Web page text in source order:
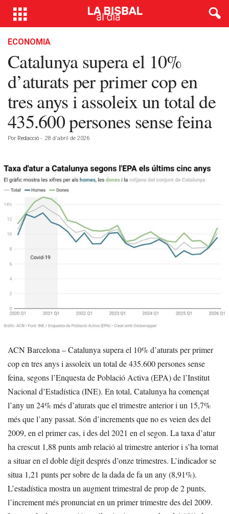
ECONOMIA
Catalunya supera el 10%
d’aturats per primer cop en
tres anys i assoleix un total de
435.600 persones sense feina
Por Redacció - 28 d'abril de 2026
ACN Barcelona – Catalunya supera el 10% d’aturats per primer
cop en tres anys i assoleix un total de 435.600 persones sense
feina, segons l’Enquesta de Població Activa (EPA) de l’Institut
Nacional d’Estadística (INE). En total, Catalunya ha començat
l’any un 24% més d’aturats que el trimestre anterior i un 15,7%
més que l’any passat. Són d’increments que no es veien des del
2009, en el primer cas, i des del 2021 en el segon. La taxa d’atur
ha crescut 1,88 punts amb relació al trimestre anterior i s’ha tornat
a situar en el doble dígit després d’onze trimestres. L’indicador se
situa 1,21 punts per sobre de la dada de fa un any (8,91%).
L’estadística mostra un augment trimestral de prop de 2 punts,
l’increment més pronunciat en un primer trimestre des del 2009.